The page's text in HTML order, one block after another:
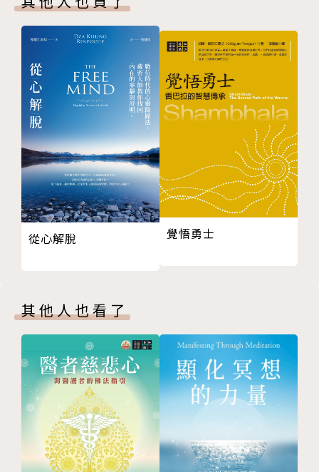
二、何謂通五時
三、何謂別五時
化儀四教
一、頓教
二、漸教
三、祕密教
四、不定教
五、化儀四教的教部教相
六、化儀四教的教觀
化法四教
一、為何有化法四教
二、三藏教
（二）藏教的名字即
（三）藏教的觀行即
（四）藏教的相似即
（五）藏教的分證即
（六）藏教的究竟即
（七）藏教的修證果位
（八）藏教的十法成乘
四、通教
五、通教的六即及其修證
從心解脫 覺悟勇士
其他人也看了